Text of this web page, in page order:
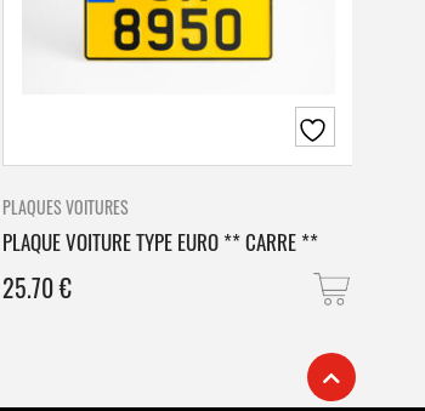
PLAQUES VOITURES
PLAQUE VOITURE TYPE EURO ** CARRE **
25.70€